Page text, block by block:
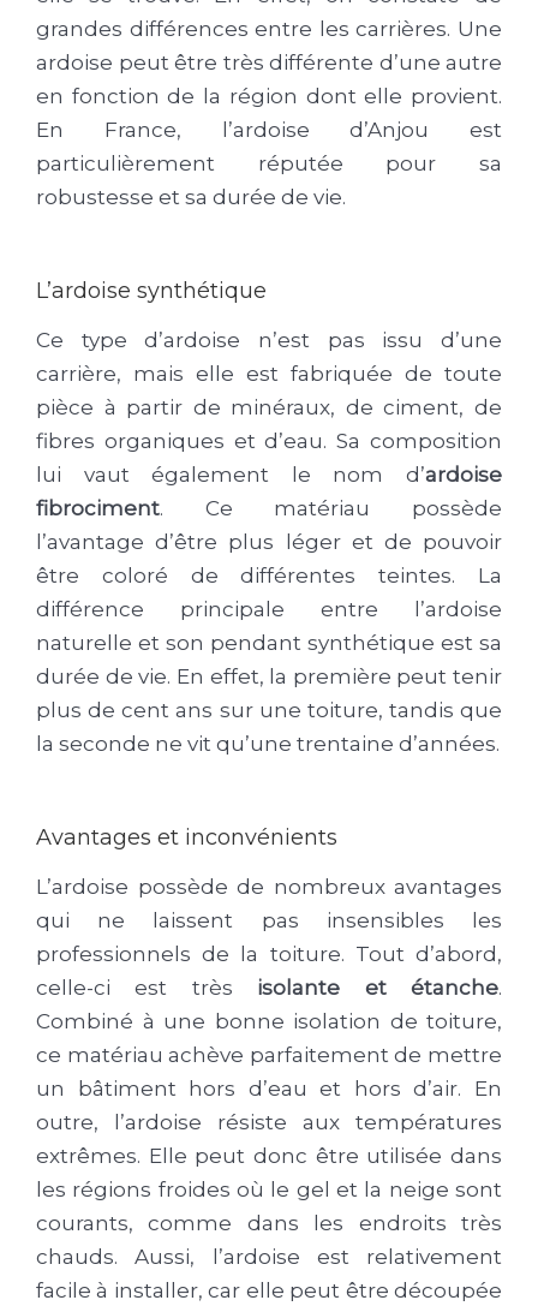
grandes différences entre les carrières. Une
ardoise peut être très différente d’une autre
en fonction de la région dont elle provient.
En France, l’ardoise d’Anjou est
particulièrement réputée pour sa
robustesse et sa durée de vie.
L’ardoise synthétique
Ce type d’ardoise n’est pas issu d’une
carrière, mais elle est fabriquée de toute
pièce à partir de minéraux, de ciment, de
fibres organiques et d’eau. Sa composition
lui vaut également le nom d’ardoise
fibrociment. Ce matériau possède
l’avantage d’être plus léger et de pouvoir
être coloré de différentes teintes. La
différence principale entre l’ardoise
naturelle et son pendant synthétique est sa
durée de vie. En effet, la première peut tenir
plus de cent ans sur une toiture, tandis que
la seconde ne vit qu’une trentaine d’années.
Avantages et inconvénients
L’ardoise possède de nombreux avantages
qui ne laissent pas insensibles les
professionnels de la toiture. Tout d’abord,
celle-ci est très isolante et étanche.
Combiné à une bonne isolation de toiture,
ce matériau achève parfaitement de mettre
un bâtiment hors d’eau et hors d’air. En
outre, l’ardoise résiste aux températures
extrêmes. Elle peut donc être utilisée dans
les régions froides où le gel et la neige sont
courants, comme dans les endroits très
chauds. Aussi, l’ardoise est relativement
facile à installer, car elle peut être découpée